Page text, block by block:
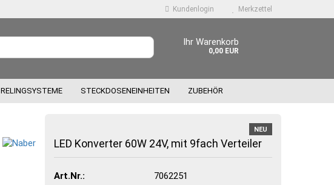
Kundenlogin
Konto erstellen
Merkzettel
Ihr Warenkorb
0,00 EUR
RELINGSYSTEME STECKDOSENEINHEITEN ZUBEHÖR
NEU
LED Konverter 60W 24V, mit 9fach Verteiler
Art.Nr.:
7062251